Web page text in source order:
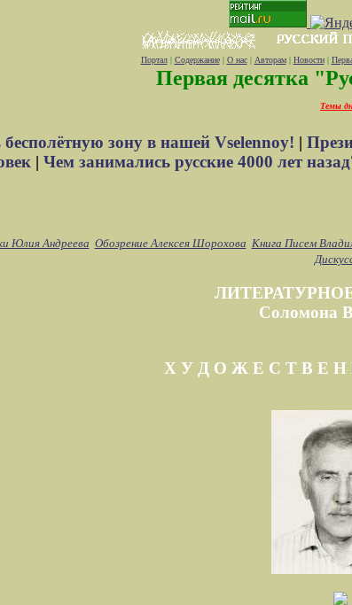
Портал| Содержание| О нас| Авторам| Новости|
Первая десятка
Темы
зону в нашей Vselennoy! |
| Чем занимались русские 4000 лет
Юлия Андреева Обозрение Алексея Шорохова Книга Писем
Соломона
Х У Д О Ж Е С Т В